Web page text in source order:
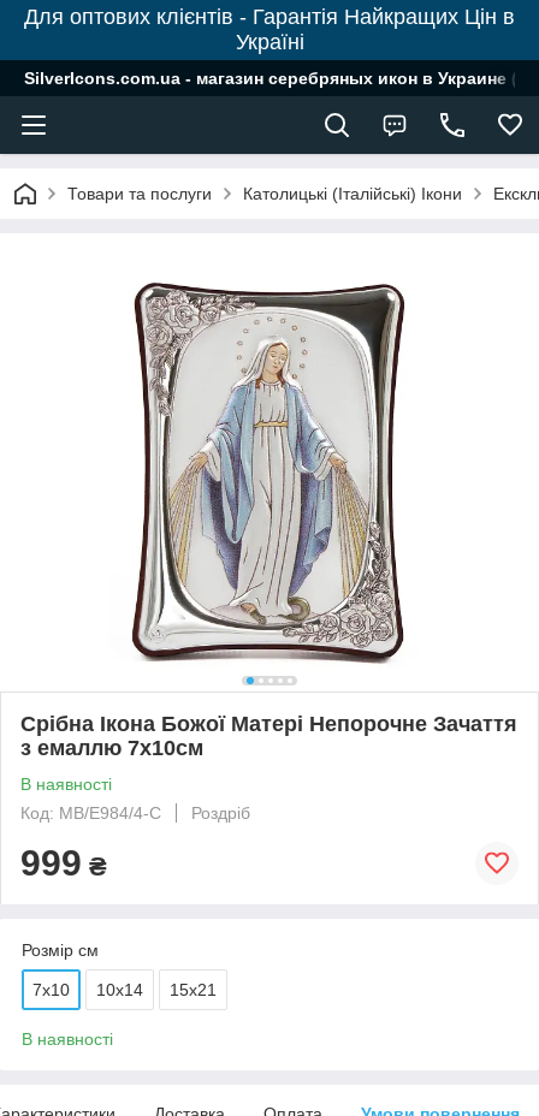
Для оптових клієнтів - Гарантія Найкращих Цін в
Україні
SilverIcons.com.ua - магазин серебряных икон в Украине (
Товари та послуги Католицькі (Італійські) Ікони
Срібна Ікона Божої Матері Непорочне Зачаття
з емаллю 7х10см
В наявності
Код: MB/E984/4-C
Роздріб
999 ₴
Розмір см
7х10 10x14 15x21
В наявності